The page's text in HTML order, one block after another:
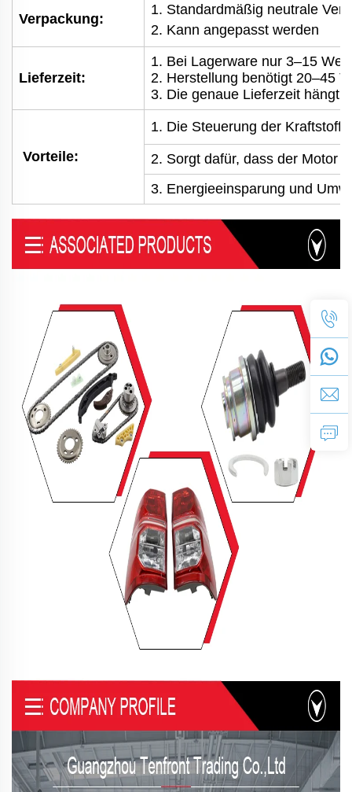
Verpackung:
1. Standardmäßig neutrale
2. Kann angepasst werden
Lieferzeit:
1. Bei Lagerware nur 3–15
2. Herstellung benötigt 20–45
3. Die genaue Lieferzeit hängt
Vorteile:
1. Die Steuerung der
2. Sorgt dafür, dass der Motor
3. Energieeinsparung und